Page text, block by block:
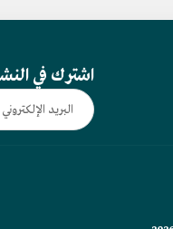
اشترك في